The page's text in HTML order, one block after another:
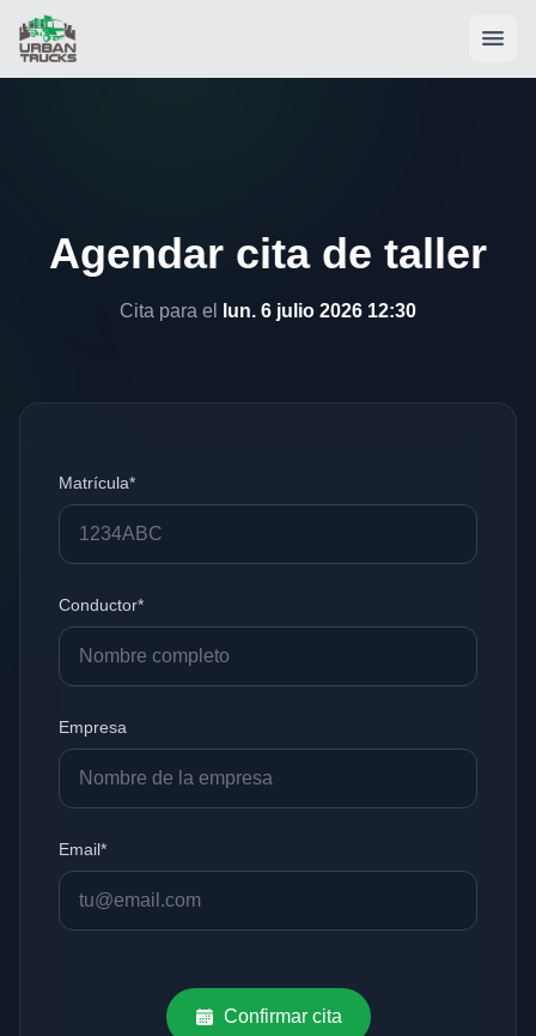
Agendar cita de taller
Cita para el lun. 6 julio 2026 12:30
Matrícula*
Conductor*
Empresa
Email*
Confirmar cita